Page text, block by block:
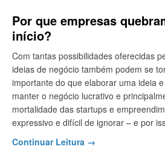
Por que empresas
início?
Com tantas possibilidades oferecidas
ideias de negócio também podem se
importante do que elaborar uma ideia
manter o negócio lucrativo e
mortalidade das startups e
expressivo e difícil de ignorar – e por
Continuar Leitura →